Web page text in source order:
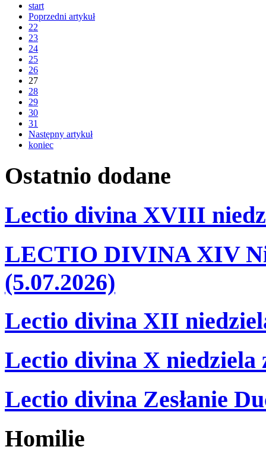
start
Poprzedni artykuł
22
23
24
25
26
27
28
29
30
31
Następny artykuł
koniec
Ostatnio dodane
Lectio divina XVIII
LECTIO DIVINA XIV
(5.07.2026)
Lectio divina XII
Lectio divina X niedziela
Lectio divina Zesłanie
Homilie